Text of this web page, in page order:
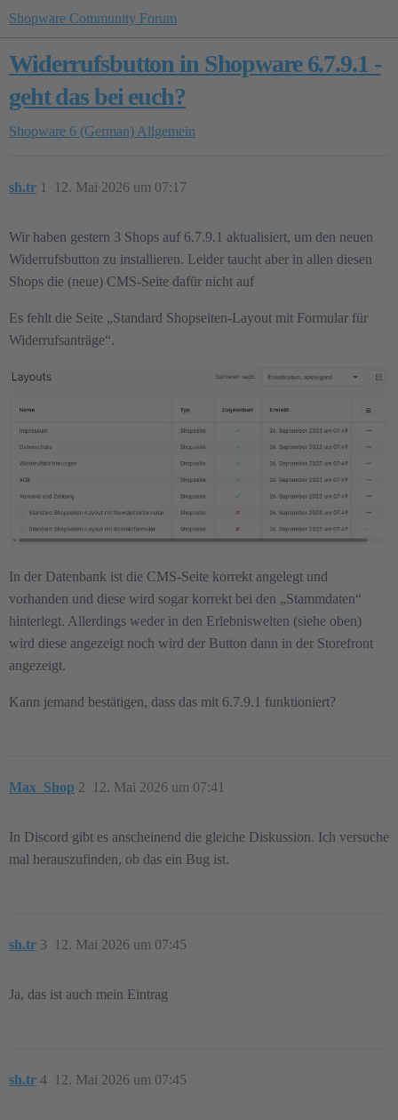
Shopware Community Forum
Widerrufsbutton in Shopware 6.7.9.1 -
geht das bei euch?
Shopware 6 (German) Allgemein
sh.tr 12. Mai 2026 um 07:17
1
Wir haben gestern 3 Shops auf 6.7.9.1 aktualisiert, um den neuen
Widerrufsbutton zu installieren. Leider taucht aber in allen diesen
Shops die (neue) CMS-Seite dafür nicht auf
Es fehlt die Seite „Standard Shopseiten-Layout mit Formular für
Widerrufsanträge“.
In der Datenbank ist die CMS-Seite korrekt angelegt und
vorhanden und diese wird sogar korrekt bei den „Stammdaten“
hinterlegt. Allerdings weder in den Erlebniswelten (siehe oben)
wird diese angezeigt noch wird der Button dann in der Storefront
angezeigt.
Kann jemand bestätigen, dass das mit 6.7.9.1 funktioniert?
Max_Shop 12. Mai 2026 um 07:41
2
In Discord gibt es anscheinend die gleiche Diskussion. Ich versuche
mal herauszufinden, ob das ein Bug ist.
sh.tr 12. Mai 2026 um 07:45
3
Ja, das ist auch mein Eintrag
sh.tr 12. Mai 2026 um 07:45
4